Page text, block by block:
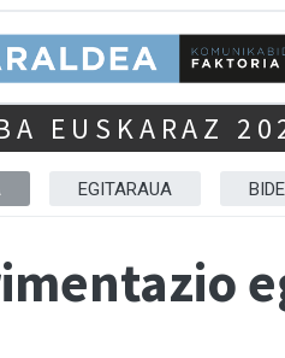
EUSKARAZ
EGITARAUA